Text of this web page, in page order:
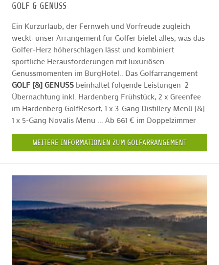
GOLF & GENUSS
Ein Kurzurlaub, der Fernweh und Vorfreude zugleich
weckt: unser Arrangement für Golfer bietet alles, was das
Golfer-Herz höherschlagen lässt und kombiniert
sportliche Herausforderungen mit luxuriösen
Genussmomenten im BurgHotel.. Das Golfarrangement
GOLF [&] GENUSS beinhaltet folgende Leistungen: 2
Übernachtung inkl. Hardenberg Frühstück, 2 x Greenfee
im Hardenberg GolfResort, 1 x 3-Gang Distillery Menü [&]
1 x 5-Gang Novalis Menu ... Ab 661 € im Doppelzimmer
WEITERE INFORMATIONEN ZUM GOLFARRANGEMENT